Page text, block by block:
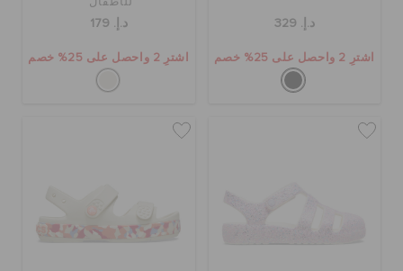
د.إ. 329
اشترِ 2 واحصل على 25% خصم
د.إ. 179
اشترِ 2 واحصل على 25% خصم